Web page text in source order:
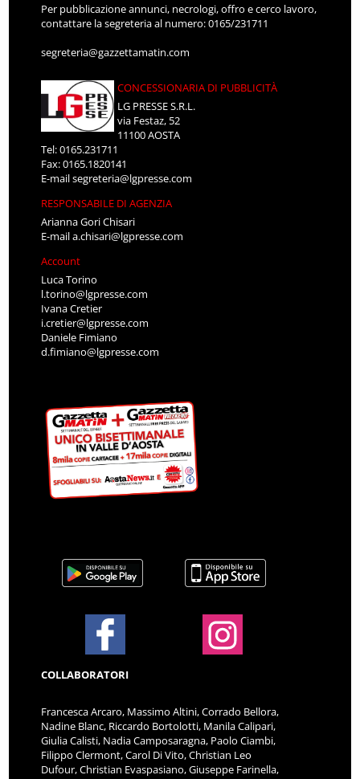
Per pubblicazione annunci, necrologi, offro e cerco lavoro,
contattare la segreteria al numero: 0165/231711
segreteria@gazzettamatin.com
CONCESSIONARIA DI PUBBLICITÀ
LG PRESSE S.R.L.
via Festaz, 52
11100 AOSTA
Tel: 0165.231711
Fax: 0165.1820141
E-mailsegreteria@lgpresse.com
RESPONSABILE DI AGENZIA
Arianna Gori Chisari
E-maila.chisari@lgpresse.com
Account
Luca Torino
l.torino@lgpresse.com
Ivana Cretier
i.cretier@lgpresse.com
Daniele Fimiano
d.fimiano@lgpresse.com
COLLABORATORI
Francesca Arcaro, Massimo Altini, Corrado Bellora,
Nadine Blanc, Riccardo Bortolotti, Manila Calipari,
Giulia Calisti, Nadia Camposaragna, Paolo Ciambi,
Filippo Clermont, Carol Di Vito, Christian Leo
Dufour, Christian Evaspasiano, Giuseppe Farinella,